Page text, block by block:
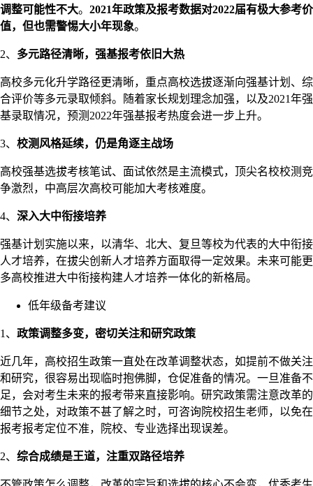
调整可能性不大。 2021年政策及报考数据对2022届有极大参考价
值，但也需警惕大小年现象。
2、 多元路径清晰，强基报考依旧大热
高校多元化升学路径更清晰，重点高校选拔逐渐向强基计划、综
合评价等多元录取倾斜。随着家长规划理念加强，以及2021年强
基录取情况，预测2022年强基报考热度会进一步上升。
3、 校测风格延续，仍是角逐主战场
高校强基选拔考核笔试、面试依然是主流模式，顶尖名校校测竞
争激烈，中高层次高校可能加大考核难度。
4、 深入大中衔接培养
强基计划实施以来，以清华、北大、复旦等校为代表的大中衔接
人才培养，在拔尖创新人才培养方面取得一定效果。未来可能更
多高校推进大中衔接构建人才培养一体化的新格局。
低年级备考建议
1、 政策调整多变，密切关注和研究政策
近几年，高校招生政策一直处在改革调整状态，如提前不做关注
和研究，很容易出现临时抱佛脚，仓促准备的情况。一旦准备不
足，会对考生未来的报考带来直接影响。研究政策需注意改革的
细节之处，对政策不甚了解之时，可咨询院校招生老师，以免在
报考报考定位不准，院校、专业选择出现误差。
2、 综合成绩是王道，注重双路径培养